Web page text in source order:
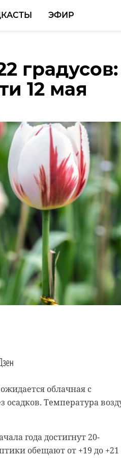
ЭФИР
градусов:
12 мая
облачная с
осадков. Температура
года достигнут 20-
обещают от +19 до +21
кражу
в
Петербург) украли ящик
составила не менее 50
полицию.
в
и
и Ленинградской области
города. Рейды
районах.